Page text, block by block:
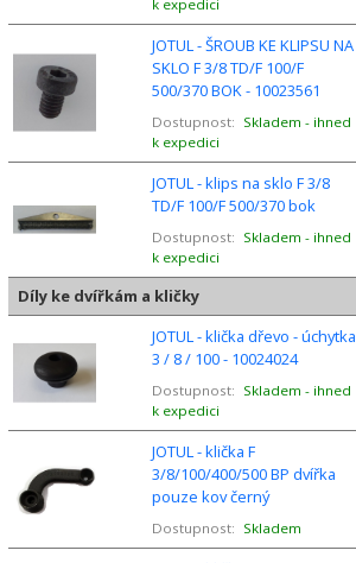
k expedici
JOTUL - ŠROUB KE KLIPSU NA
SKLO F 3/8 TD/F 100/F
500/370 BOK - 10023561
Dostupnost: Skladem - ihned
k expedici
JOTUL - klips na sklo F 3/8
TD/F 100/F 500/370 bok
Dostupnost: Skladem - ihned
k expedici
Díly ke dvířkám a kličky
JOTUL - klička dřevo - úchytka
3 / 8 / 100 - 10024024
Dostupnost: Skladem - ihned
k expedici
JOTUL - klička F
3/8/100/400/500 BP dvířka
pouze kov černý
Dostupnost: Skladem